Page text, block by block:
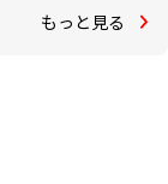
もっと見る